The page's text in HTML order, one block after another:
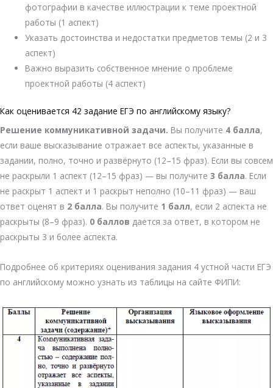
фотографии в качестве иллюстрации к теме проектной
работы (1 аспект)
Указать достоинства и недостатки предметов темы (2 и 3
аспект)
Важно выразить собственное мнение о проблеме
проектной работы (4 аспект)
Как оценивается 42 задание ЕГЭ по английскому языку?
Решение коммуникативной задачи. Вы получите 4 балла,
если ваше высказывание отражает все аспекты, указанные в
задании, полно, точно и развёрнуто (12–15 фраз). Если вы совсем
не раскрыли 1 аспект (12–15 фраз) — вы получите 3 балла. Если
не раскрыт 1 аспект и 1 раскрыт неполно (10–11 фраз) — ваш
ответ оценят в 2 балла. Вы получите 1 балл, если 2 аспекта не
раскрыты (8–9 фраз). 0 баллов дается за ответ, в котором не
раскрыты 3 и более аспекта.
Подробнее об критериях оценивания задания 4 устной части ЕГЭ
по английскому можно узнать из таблицы на сайте ФИПИ: